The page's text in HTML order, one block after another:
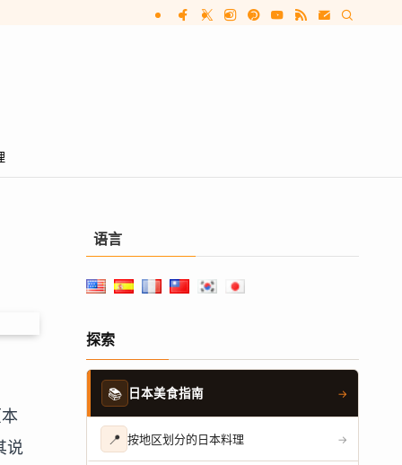
说
语言
探索
📚 日本美食指南 →
📍 按地区划分的日本料理 →